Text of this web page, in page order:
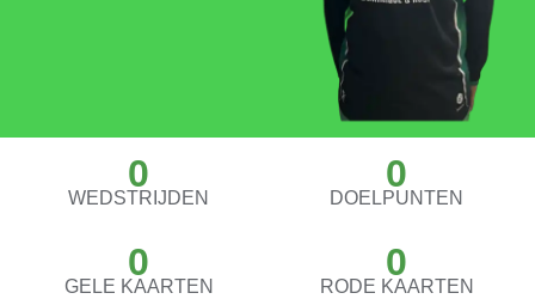
0
WEDSTRIJDEN
0
DOELPUNTEN
0
GELE KAARTEN
0
RODE KAARTEN